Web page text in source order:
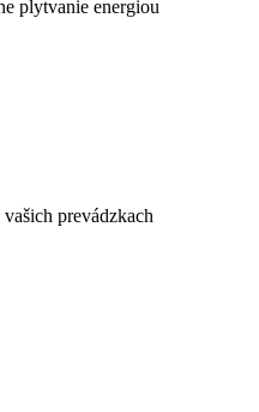
plytvanie energiou
prevádzkach